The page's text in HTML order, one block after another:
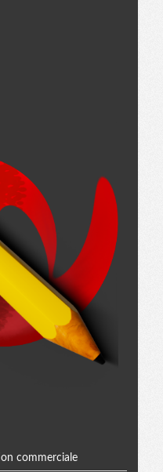
commerciale